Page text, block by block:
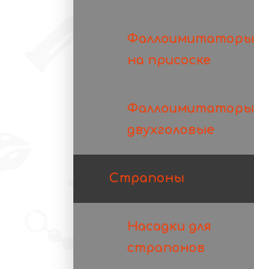
Фаллоимитаторы
на присоске
Фаллоимитаторы
двухголовые
Страпоны
Насадки для
страпонов